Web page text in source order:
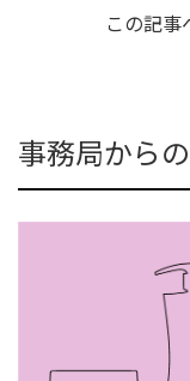
この記事
事務局から